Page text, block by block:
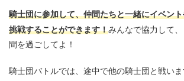
騎士団に参加して、仲間たちと一緒にイベン
挑戦することができます！みんなで協力して
間を過ごしてよ！
騎士団バトルでは、途中で他の騎士団と戦い